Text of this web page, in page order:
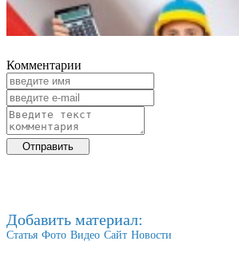
Комментарии
Добавить материал:
Статья Фото Видео Сайт Новости